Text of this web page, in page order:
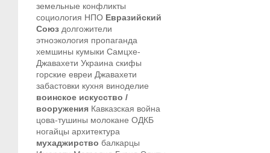
земельные конфликты
социология НПО Евразийский
Союз долгожители
этноэкология пропаганда
хемшины кумыки Самцхе-
Джавахети Украина скифы
горские евреи Джавахети
забастовки кухня виноделие
воинское искусство /
вооружения Кавказская война
цова-тушины молокане ОДКБ
ногайцы архитектура
мухаджирство балкарцы